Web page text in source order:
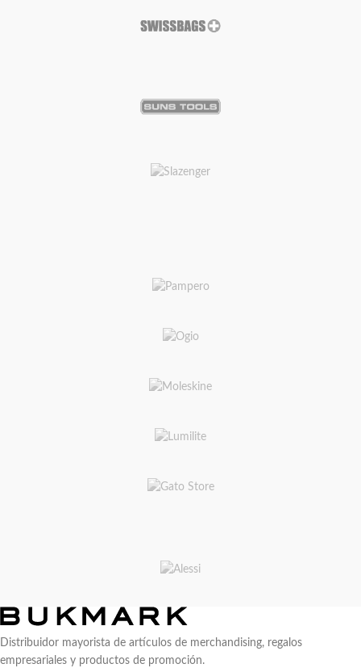
Distribuidor mayorista de artículos de merchandising, regalos
empresariales y productos de promoción.